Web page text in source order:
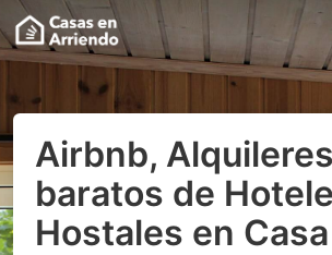
Airbnb, Alquileres
baratos de
Hostales en